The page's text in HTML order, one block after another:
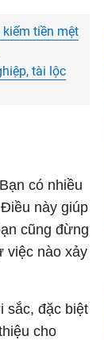
tiền mệt
tài lộc
có nhiều
này giúp
cũng đừng
việc nào xảy
sắc, đặc biệt
cho